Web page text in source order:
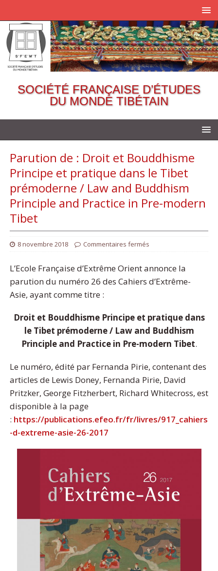
SOCIÉTÉ FRANÇAISE D’ÉTUDES
DU MONDE TIBÉTAIN
Parution de : Droit et Bouddhisme
Principe et pratique dans le Tibet
prémoderne / Law and Buddhism
Principle and Practice in Pre-modern
Tibet
8 novembre 2018 Commentaires fermés
L’Ecole Française d’Extrême Orient annonce la
parution du numéro 26 des Cahiers d’Extrême-
Asie, ayant comme titre :
Droit et Bouddhisme Principe et pratique dans
le Tibet prémoderne / Law and Buddhism
Principle and Practice in Pre-modern Tibet.
Le numéro, édité par Fernanda Pirie, contenant des
articles de Lewis Doney, Fernanda Pirie, David
Pritzker, George Fitzherbert, Richard Whitecross, est
disponible à la page
: https://publications.efeo.fr/fr/livres/917_cahiers
-d-extreme-asie-26-2017